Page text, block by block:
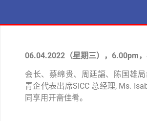
06.04.2022（星期三），6.00pm，
会长、蔡绵贵、周廷諨、陈国雄
青企代表出席SICC 总经理, Ms.
同享用开斋佳肴。